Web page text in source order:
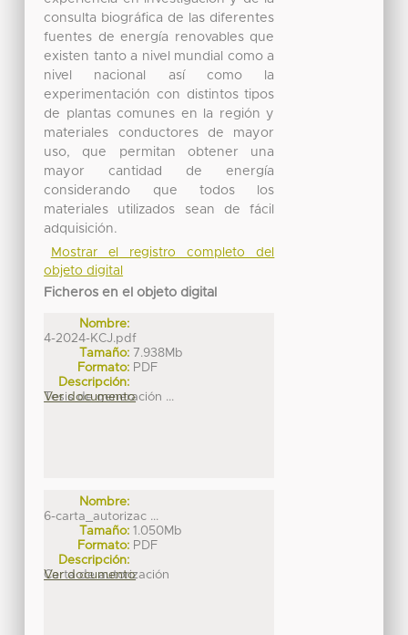
consulta biográfica de las diferentes
fuentes de energía renovables que
existen tanto a nivel mundial como a
nivel nacional así como la
experimentación con distintos tipos
de plantas comunes en la región y
materiales conductores de mayor
uso, que permitan obtener una
mayor cantidad de energía
considerando que todos los
materiales utilizados sean de fácil
adquisición.
Mostrar el registro completo del
objeto digital
Ficheros en el objeto digital
Nombre:
4-2024-KCJ.pdf
Tamaño: 7.938Mb
Formato: PDF
Descripción:
Tesis de generación ...
Ver documento
Nombre:
6-carta_autorizac ...
Tamaño: 1.050Mb
Formato: PDF
Descripción:
Carta de autorización
Ver documento